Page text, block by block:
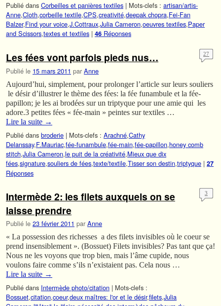
Publié dans Corbeilles et panières textiles | Mots-clefs : artisan/artis-
Anne,Cloth,corbeille textile,CPS,creativité,deepak chopra,Fei-Fan
Balzer,Find your voice,J.Cottraux,Julia Cameron,oeuvres textiles,Paper
and Scissors,textes et textiles | 46 Réponses
Les fées vont parfois pieds nus…
Publié le 15 mars 2011 par Anne
27
Aujourd’hui, simplement, pour prolonger l’article sur leurs souliers
le désir d’illustrer le thème des fées: la fée funambule et la fée-
papillon; je les ai brodées sur un triptyque pour une amie qui les
adore.3 petites fées « fée-main » peintes sur textiles …
Lire la suite →
Publié dans broderie | Mots-clefs : Arachné,Cathy
Delanssay,F.Mauriac,fée-funambule,fée-main,fée-papillon,honey comb
stitch,Julia Cameron,le puit de la créativité,Mieux que dix
fées,signature,souliers de fées,texte/textile,Tisser son destin,triptyque | 27
Réponses
Intermède 2: les filets auxquels on se
laisse prendre
Publié le 23 février 2011 par Anne
3
« La possession des richesses a des filets invisibles où le coeur se
prend insensiblement ». (Bossuet) Filets invisibles? Pas tant que ça!
Nous ne les voyons que trop bien, mais l’âme cupide, nous
voulons faire comme s’ils n’existaient pas. Cela nous …
Lire la suite →
Publié dans Intermède photo/citation | Mots-clefs :
Bossuet,citation,coeur,deux maîtres: l'or et le désir,filets,Julia